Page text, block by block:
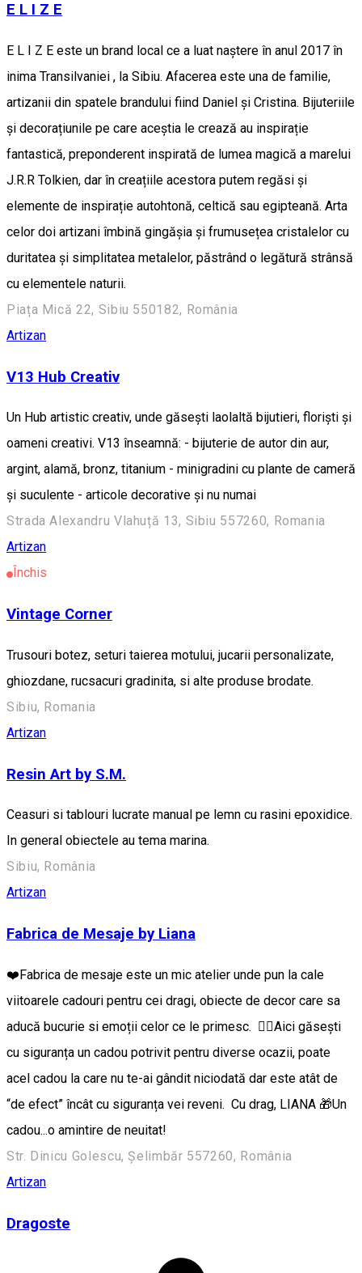
E L I Z E
E L I Z E este un brand local ce a luat naștere în anul 2017 în
inima Transilvaniei , la Sibiu. Afacerea este una de familie,
artizanii din spatele brandului fiind Daniel și Cristina. Bijuteriile
și decorațiunile pe care aceștia le crează au inspirație
fantastică, preponderent inspirată de lumea magică a marelui
J.R.R Tolkien, dar în creațiile acestora putem regăsi și
elemente de inspirație autohtonă, celtică sau egipteană. Arta
celor doi artizani îmbină gingășia și frumusețea cristalelor cu
duritatea și simplitatea metalelor, păstrând o legătură strânsă
cu elementele naturii.
Piața Mică 22, Sibiu 550182, România
Artizan
V13 Hub Creativ
Un Hub artistic creativ, unde găsești laolaltă bijutieri, floriști și
oameni creativi. V13 înseamnă: - bijuterie de autor din aur,
argint, alamă, bronz, titanium - minigradini cu plante de cameră
și suculente - articole decorative și nu numai
Strada Alexandru Vlahuță 13, Sibiu 557260, Romania
Artizan
Închis
Vintage Corner
Trusouri botez, seturi taierea motului, jucarii personalizate,
ghiozdane, rucsacuri gradinita, si alte produse brodate.
Sibiu, Romania
Artizan
Resin Art by S.M.
Ceasuri si tablouri lucrate manual pe lemn cu rasini epoxidice.
In general obiectele au tema marina.
Sibiu, România
Artizan
Fabrica de Mesaje by Liana
❤️Fabrica de mesaje este un mic atelier unde pun la cale
viitoarele cadouri pentru cei dragi, obiecte de decor care sa
aducă bucurie si emoții celor ce le primesc. 👉🏼Aici găsești
cu siguranța un cadou potrivit pentru diverse ocazii, poate
acel cadou la care nu te-ai gândit niciodată dar este atât de
“de efect” încât cu siguranța vei reveni. Cu drag, LIANA 🎁Un
cadou...o amintire de neuitat!
Str. Dinicu Golescu, Șelimbăr 557260, România
Artizan
Dragoste